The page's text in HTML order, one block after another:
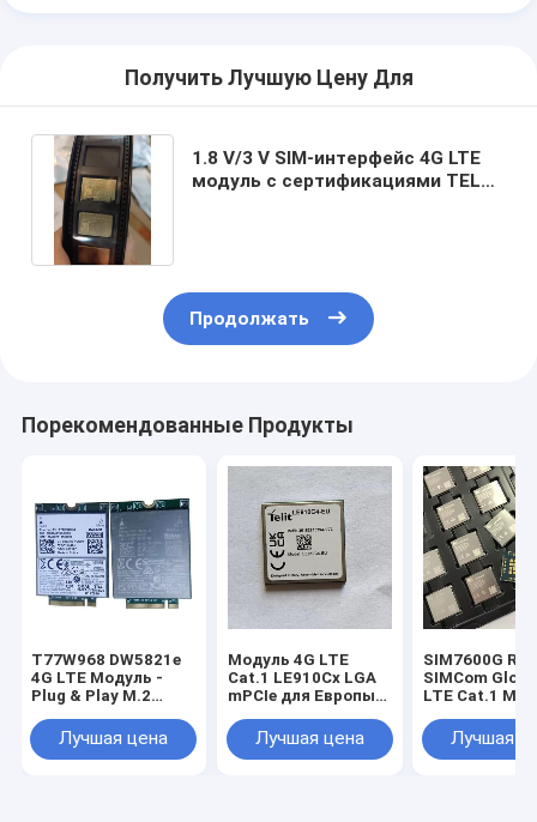
Получить Лучшую Цену Для
1.8 V/3 V SIM-интерфейс 4G LTE
модуль с сертификациями TELEC
Продолжать
Порекомендованные Продукты
T77W968 DW5821e
4G LTE Модуль -
Plug & Play M.2
DW5821e (T77W968)
Qualcomm X20 LTE
Лучшая цена
Модуль 4G LTE
Cat.1 LE910Cx LGA
mPCIe для Европы
модуль LE910C1-EU
с функцией GNSS
Лучшая цена
SIM7600G R2
SIMCom
LTE Cat.1
связь GNSS
Лучшая